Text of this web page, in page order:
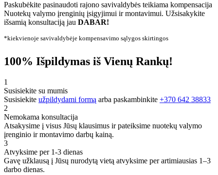
Paskubėkite pasinaudoti rajono savivaldybės teikiama kompensacija
Nuotekų valymo įrenginių įsigyjimui ir montavimui. Užsisakykite
išsamią konsultaciją jau DABAR!
*kiekvienoje savivaldybėje kompensavimo sąlygos skirtingos
100% Išpildymas iš Vienų Rankų!
1
Susisiekite su mumis
Susisiekite užpildydami formą arba paskambinkite +370 642 38833
2
Nemokama konsultacija
Atsakysime į visus Jūsų klausimus ir pateiksime nuotekų valymo
įrenginio ir montavimo darbų kainą.
3
Atvyksime per 1-3 dienas
Gavę užklausą į Jūsų nurodytą vietą atvyksime per artimiausias 1–3
darbo dienas.